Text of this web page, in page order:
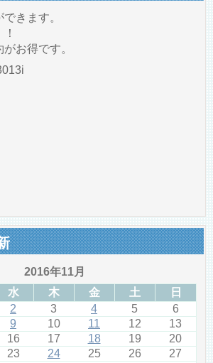
きます。
お得です。
2016年11月
水 木 金 土
日
2 3 4 5
6
9 10 11 12
13
16 17 18 19
20
23 24 25 26
27